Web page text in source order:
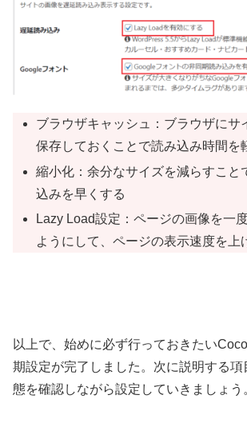
ブラウザキャッシュ：ブラウザにサ
保存しておくことで読み込み時間を
縮小化：余分なサイズを減らすこと
込みを早くする
Lazy Load設定：ページの画像を一
ようにして、ページの表示速度を上
以上で、始めに必ず行っておきたい
期設定が完了しました。次に説明する項
態を確認しながら設定していきましょう